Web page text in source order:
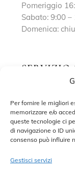
Per fornire le migliori
memorizzare e/o
queste tecnologie ci
di navigazione o ID
consenso può influire
Gestisci servizi
Pomeriggio
Sabato: 9:00
Domenica:
SERVIZIO
Contatti
Privacy Policy